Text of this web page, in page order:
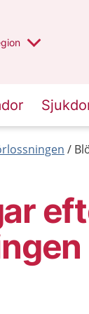
valt region
annan